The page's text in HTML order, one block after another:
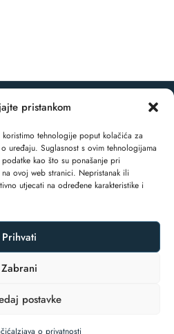
pristankom
tehnologije poput kolačića za
uređaju. Suglasnost s ovim tehnologijama
kao što su ponašanje pri
ovoj web stranici. Nepristanak ili
utjecati na određene karakteristike i
Prihvati
Zabrani
postavke
Izjava o privatnosti
POLITIKA KOLAČIĆA (EU)
KREDITNIM KARTICAMA
I OTKAZIVANJA